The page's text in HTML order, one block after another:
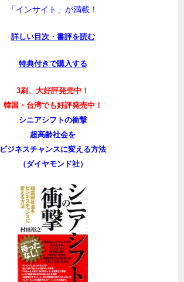
「インサイト」が満載！
詳しい目次・書評を読む
特典付きで購入する
3刷、大好評発売中！
韓国・台湾でも好評発売中！
シニアシフトの衝撃
超高齢社会を
ビジネスチャンスに変える方法
（ダイヤモンド社）